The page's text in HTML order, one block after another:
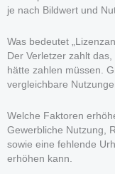
je nach Bildwert und
Was bedeutet
Der Verletzer zahlt
hätte zahlen müssen.
vergleichbare
Welche Faktoren
Gewerbliche Nutzung,
sowie eine fehlende
erhöhen kann.